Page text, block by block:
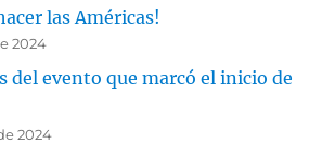
las Américas!
2024
del evento que marcó el inicio de
2024